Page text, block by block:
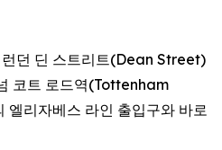
던 딘 스트리트(Dean Street)
코트 로드역(Tottenham
리자베스 라인 출입구와 바로